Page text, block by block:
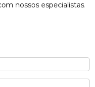
nossos especialistas.